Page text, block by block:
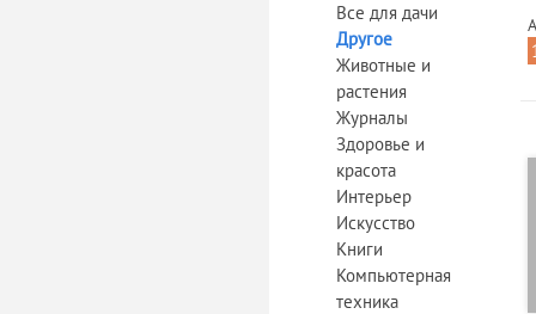
Все для дачи
Другое
Животные и
растения
Журналы
Здоровье и
красота
Интерьер
Искусство
Книги
Компьютерная
техника